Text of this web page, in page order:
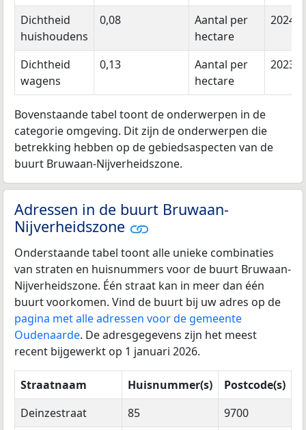
Dichtheid
huishoudens
0,08
Aantal per
hectare
2024
Dichtheid
wagens
0,13
Aantal per
hectare
2023
Bovenstaande tabel toont de onderwerpen in de
categorie omgeving. Dit zijn de onderwerpen die
betrekking hebben op de gebiedsaspecten van de
buurt Bruwaan-Nijverheidszone.
Adressen in de buurt Bruwaan-
Nijverheidszone
Onderstaande tabel toont alle unieke combinaties
van straten en huisnummers voor de buurt Bruwaan-
Nijverheidszone. Één straat kan in meer dan één
buurt voorkomen. Vind de buurt bij uw adres op de
pagina met alle adressen voor de gemeente
Oudenaarde. De adresgegevens zijn het meest
recent bijgewerkt op 1 januari 2026.
Straatnaam Huisnummer(s)
Postcode(s)
Deinzestraat
85
9700